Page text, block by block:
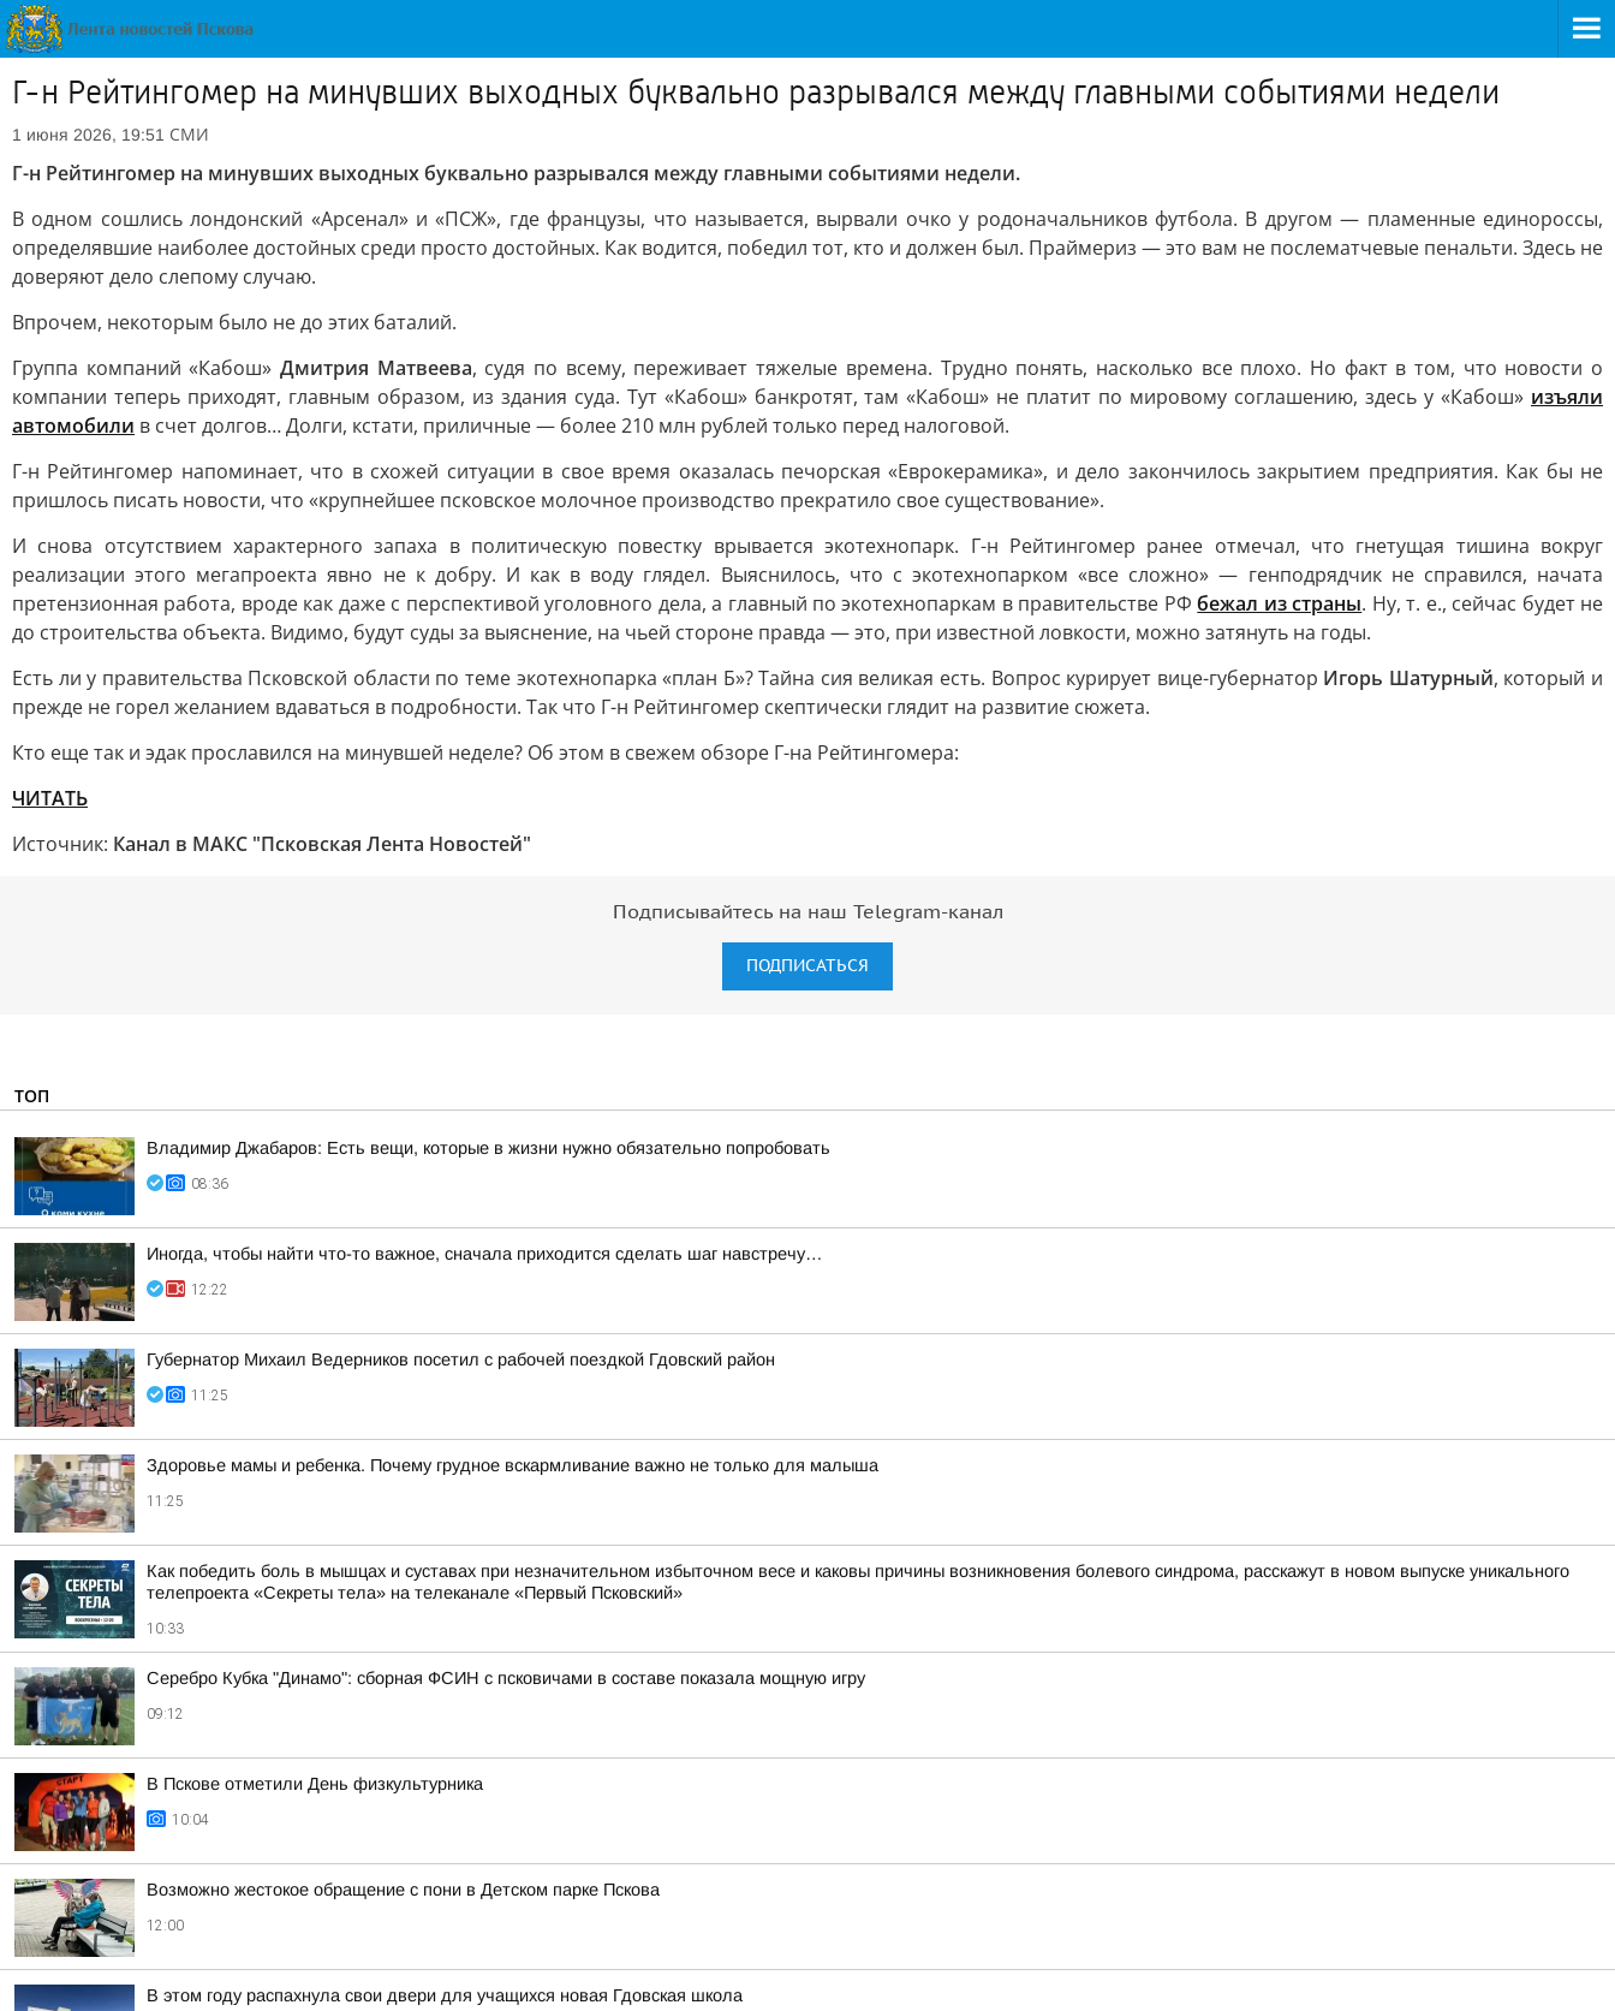
Г-н Рейтингомер на минувших выходных буквально разрывался между главными событиями недели
1 июня 2026, 19:51 СМИ
Г-н Рейтингомер на минувших выходных буквально разрывался между главными событиями недели.
В одном сошлись лондонский «Арсенал» и «ПСЖ», где французы, что называется, вырвали очко у родоначальников футбола. В другом — пламенные единороссы,
определявшие наиболее достойных среди просто достойных. Как водится, победил тот, кто и должен был. Праймериз — это вам не послематчевые пенальти. Здесь не
доверяют дело слепому случаю.
Впрочем, некоторым было не до этих баталий.
Группа компаний «Кабош»Дмитрия Матвеева, судя по всему, переживает тяжелые времена. Трудно понять, насколько все плохо. Но факт в том, что новости о
компании теперь приходят, главным образом, из здания суда. Тут «Кабош» банкротят, там «Кабош» не платит по мировому соглашению, здесь у «Кабош» изъяли
автомобили в счет долгов… Долги, кстати, приличные — более 210 млн рублей только перед налоговой.
Г-н Рейтингомер напоминает, что в схожей ситуации в свое время оказалась печорская «Еврокерамика», и дело закончилось закрытием предприятия. Как бы не
пришлось писать новости, что «крупнейшее псковское молочное производство прекратило свое существование».
И снова отсутствием характерного запаха в политическую повестку врывается экотехнопарк. Г-н Рейтингомер ранее отмечал, что гнетущая тишина вокруг
реализации этого мегапроекта явно не к добру. И как в воду глядел. Выяснилось, что с экотехнопарком «все сложно» — генподрядчик не справился, начата
претензионная работа, вроде как даже с перспективой уголовного дела, а главный по экотехнопаркам в правительстве РФбежал из страны. Ну, т. е., сейчас будет не
до строительства объекта. Видимо, будут суды за выяснение, на чьей стороне правда — это, при известной ловкости, можно затянуть на годы.
Есть ли у правительства Псковской области по теме экотехнопарка «план Б»? Тайна сия великая есть. Вопрос курирует вице-губернатор Игорь Шатурный, который и
прежде не горел желанием вдаваться в подробности. Так что Г-н Рейтингомер скептически глядит на развитие сюжета.
Кто еще так и эдак прославился на минувшей неделе? Об этом в свежем обзоре Г-на Рейтингомера:
ЧИТАТЬ
Источник: Канал в МАКС "Псковская Лента Новостей"
Подписывайтесь на наш Telegram-канал
ПОДПИСАТЬСЯ
ТОП
Владимир Джабаров: Есть вещи, которые в жизни нужно обязательно попробовать
08:36
Иногда, чтобы найти что-то важное, сначала приходится сделать шаг навстречу…
12:22
Губернатор Михаил Ведерников посетил с рабочей поездкой Гдовский район
11:25
Здоровье мамы и ребенка. Почему грудное вскармливание важно не только для малыша
11:25
Как победить боль в мышцах и суставах при незначительном избыточном весе и каковы причины возникновения болевого синдрома, расскажут в новом выпуске уникального
телепроекта «Секреты тела» на телеканале «Первый Псковский»
10:33
Серебро Кубка "Динамо": сборная ФСИН с псковичами в составе показала мощную игру
09:12
В Пскове отметили День физкультурника
10:04
Возможно жестокое обращение с пони в Детском парке Пскова
12:00
В этом году распахнула свои двери для учащихся новая Гдовская школа